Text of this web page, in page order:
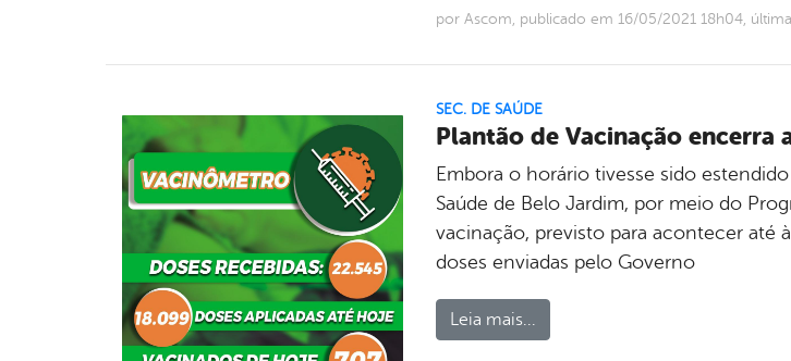
por Ascom, publicado em 16/05/2021 18h04,
SEC. DE SAÚDE
Plantão de Vacinação
Embora o horário tivesse sido
Saúde de Belo Jardim, por meio do
vacinação, previsto para acontecer até
doses enviadas pelo Governo
Leia mais...